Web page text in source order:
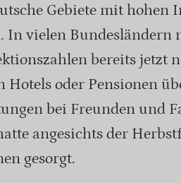
Gebiete mit hohen
In vielen Bundesländern
bereits jetzt
Hotels oder Pensionen
bei Freunden und
angesichts der
gesorgt.